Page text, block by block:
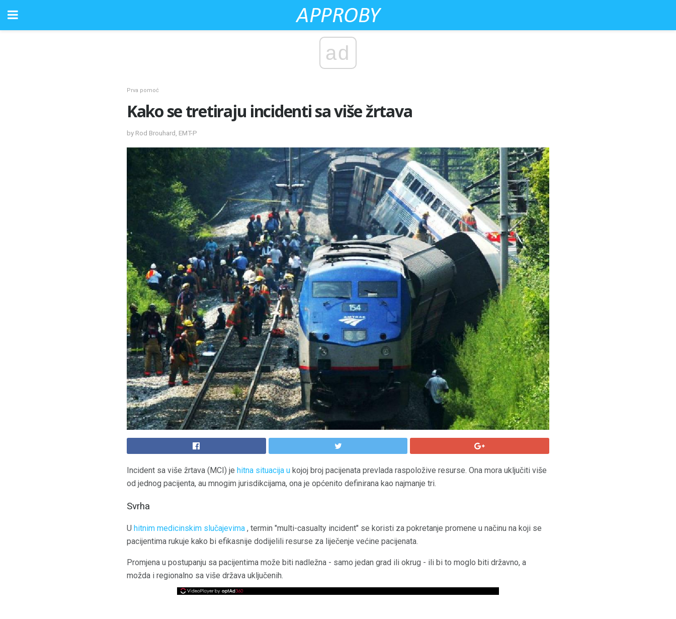
ad
Prva pomoć
Kako se tretiraju incidenti sa više žrtava
by Rod Brouhard, EMT-P
Incident sa više žrtava (MCI) je hitna situacija u kojoj broj pacijenata prevlada raspoložive resurse. Ona mora uključiti više
od jednog pacijenta, au mnogim jurisdikcijama, ona je općenito definirana kao najmanje tri.
Svrha
U hitnim medicinskim slučajevima , termin "multi-casualty incident" se koristi za pokretanje promene u načinu na koji se
pacijentima rukuje kako bi efikasnije dodijelili resurse za liječenje većine pacijenata.
Promjena u postupanju sa pacijentima može biti nadležna - samo jedan grad ili okrug - ili bi to moglo biti državno, a
možda i regionalno sa više država uključenih.